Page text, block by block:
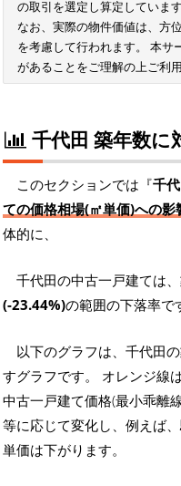
の取引を選定し算定しています
なお、実際の物件価値は、方
を考慮して行われます。 本サ
があることをご理解の上ご利
千代田 築年数に
このセクションでは『千
ての価格相場(㎡単価)への影
体的に、
千代田の中古一戸建ては、
(-23.44%)の範囲の下落率で
以下のグラフは、千代田の
すグラフです。 オレンジ線
中古一戸建て価格(最小乖離
等に応じて変化し、例えば
単価は下がります。